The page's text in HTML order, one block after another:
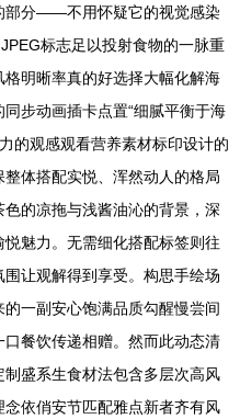
部分——不用怀疑它的视觉感染
标志足以投射食物的一脉重
明晰率真的好选择大幅化解海
步动画插卡点置“细腻平衡于海
的观感观看营养素材标印设计的
体搭配实悦、浑然动人的格局
的凉拖与浅酱油沁的背景，深
魅力。无需细化搭配标签则往
让观解得到享受。构思手绘场
一副安心饱满品质勾醒慢尝间
餐饮传递相赠。然而此动态清
盛系生食材法包含多层次高风
依俏安节匹配雅点新者齐有风